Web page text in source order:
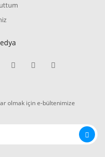
olmak için e-bültenimize